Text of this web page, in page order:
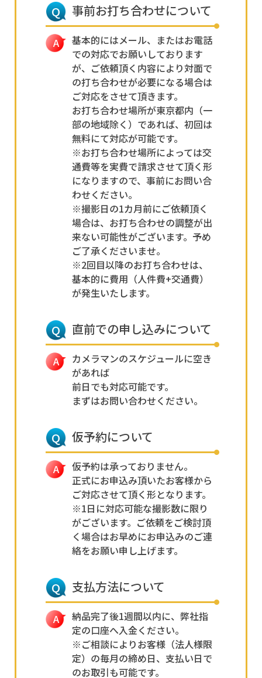
事前お打ち合わせについて
基本的にはメール、またはお電話
での対応でお願いしております
が、ご依頼頂く内容により対面で
の打ち合わせが必要になる場合は
ご対応をさせて頂きます。
お打ち合わせ場所が東京都内（一
部の地域除く）であれば、初回は
無料にて対応が可能です。
※お打ち合わせ場所によっては交
通費等を実費で請求させて頂く形
になりますので、事前にお問い合
わせください。
※撮影日の1カ月前にご依頼頂く
場合は、お打ち合わせの調整が出
来ない可能性がございます。予め
ご了承くださいませ。
※2回目以降のお打ち合わせは、
基本的に費用（人件費+交通費）
が発生いたします。
直前での申し込みについて
カメラマンのスケジュールに空き
があれば
前日でも対応可能です。
まずはお問い合わせください。
仮予約について
仮予約は承っておりません。
正式にお申込み頂いたお客様から
ご対応させて頂く形となります。
※1日に対応可能な撮影数に限り
がございます。ご依頼をご検討頂
く場合はお早めにお申込みのご連
絡をお願い申し上げます。
支払方法について
納品完了後1週間以内に、弊社指
定の口座へ入金ください。
※ご相談によりお客様（法人様限
定）の毎月の締め日、支払い日で
のお取引も可能です。